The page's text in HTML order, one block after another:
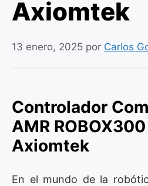
Axiomtek
13 enero, 2025 por Carlos
Controlador
AMR
Axiomtek
En el mundo de la